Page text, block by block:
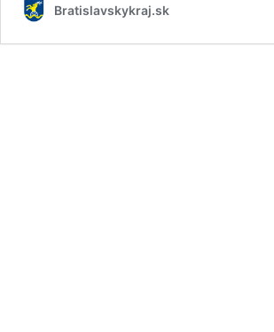
Bratislavskykraj.sk